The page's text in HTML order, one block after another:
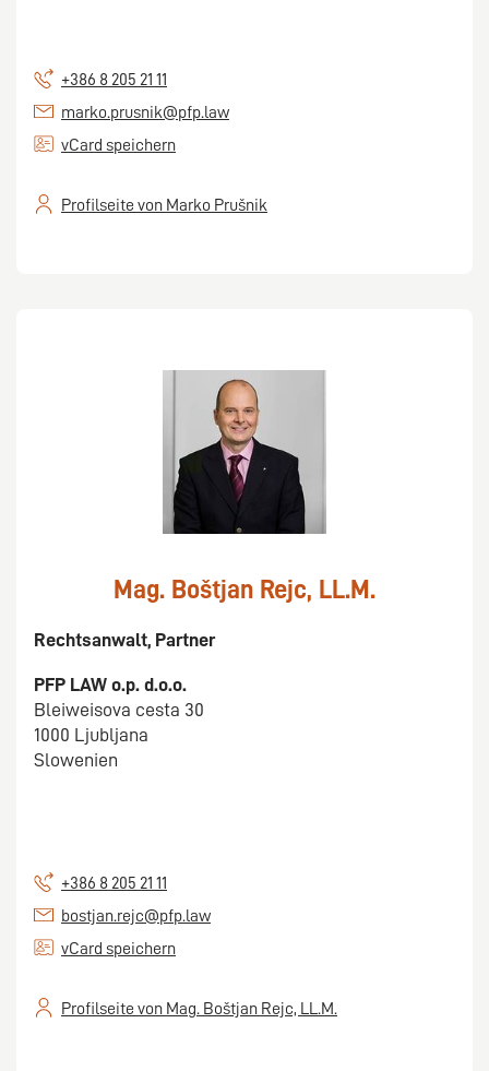
+386 8 205 21 11
marko.prusnik@pfp.law
vCard speichern
Profilseite von Marko Prušnik
Mag. Boštjan Rejc, LL.M.
Rechtsanwalt, Partner
PFP LAW o.p. d.o.o.
Bleiweisova cesta 30
1000 Ljubljana
Slowenien
+386 8 205 21 11
bostjan.rejc@pfp.law
vCard speichern
Profilseite von Mag. Boštjan Rejc, LL.M.